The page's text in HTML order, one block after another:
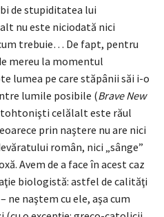
de stupiditatea lui
nu este niciodată nici
trebuie… De fapt, pentru
mereu la momentul
lumea pe care stăpânii săi i-o
lumile posibile (Brave New
celălalt este răul
prin naştere nu are nici
român, nici „sânge”
Avem de a face în acest caz
biologistă: astfel de calităţi
ne naştem cu ele, aşa cum